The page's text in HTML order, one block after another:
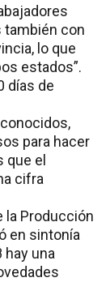
también con
lo que
estados”.
días de
para hacer
el
cifra
la Producción
en sintonía
hay una